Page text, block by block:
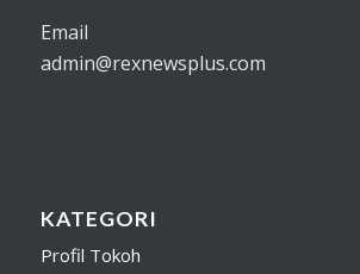
Email
admin@rexnewsplus.com
KATEGORI
Profil Tokoh